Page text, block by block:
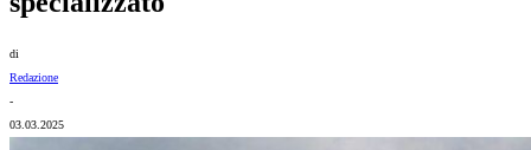
di
Redazione
-
03.03.2025